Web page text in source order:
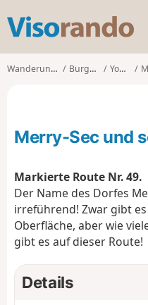
s
o
o
Wanderungen Burgund Yonne
Merry-Sec und
Markierte Route Nr. 49.
Der Name des Dorfes
irreführend! Zwar gibt
Oberfläche, aber wie
gibt es auf dieser Route!
Details